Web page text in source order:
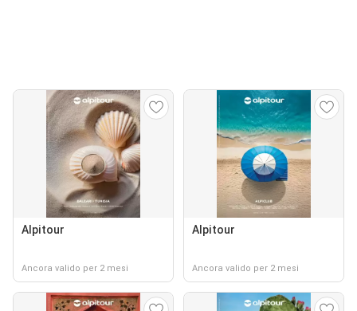
Alpitour
Ancora valido per 2 mesi
Alpitour
Ancora valido per 2 mesi